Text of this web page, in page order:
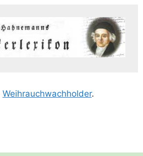
Weih­rauch­wach­hol­der.